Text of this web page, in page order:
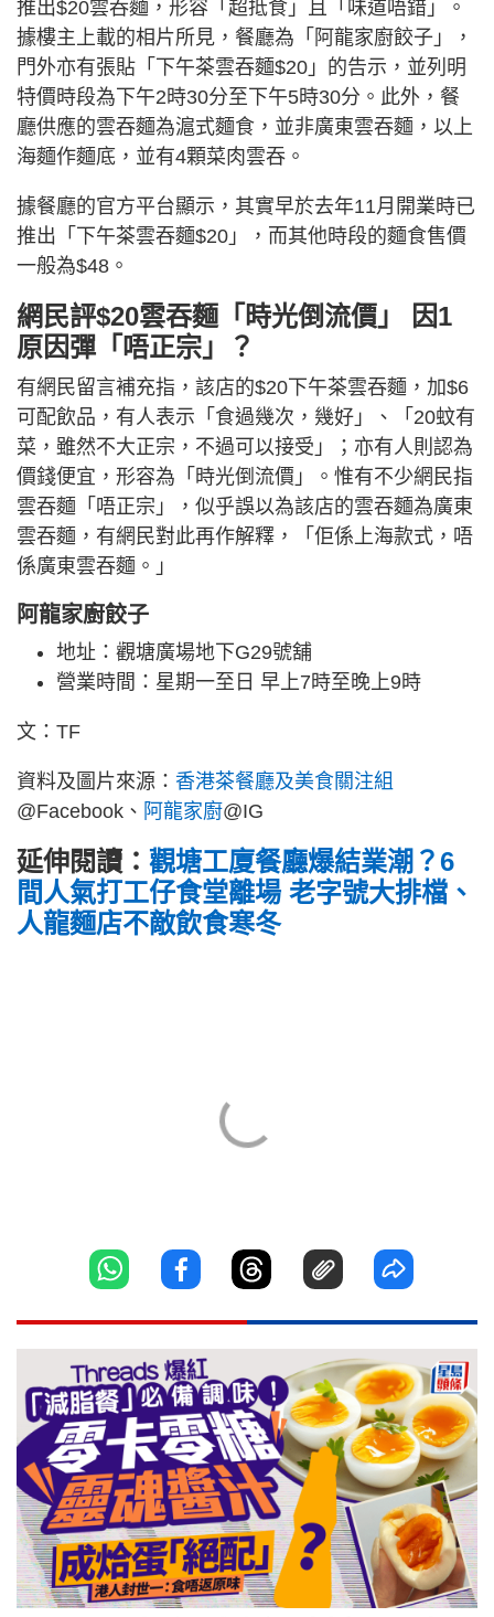
推出$20雲吞麵，形容「超抵食」且「味道唔錯」。
據樓主上載的相片所見，餐廳為「阿龍家廚餃子」，
門外亦有張貼「下午茶雲吞麵$20」的告示，並列明
特價時段為下午2時30分至下午5時30分。此外，餐
廳供應的雲吞麵為滬式麵食，並非廣東雲吞麵，以上
海麵作麵底，並有4顆菜肉雲吞。
據餐廳的官方平台顯示，其實早於去年11月開業時已
推出「下午茶雲吞麵$20」，而其他時段的麵食售價
一般為$48。
網民評$20雲吞麵「時光倒流價」 因1
原因彈「唔正宗」？
有網民留言補充指，該店的$20下午茶雲吞麵，加$6
可配飲品，有人表示「食過幾次，幾好」、「20蚊有
菜，雖然不大正宗，不過可以接受」；亦有人則認為
價錢便宜，形容為「時光倒流價」。惟有不少網民指
雲吞麵「唔正宗」，似乎誤以為該店的雲吞麵為廣東
雲吞麵，有網民對此再作解釋，「佢係上海款式，唔
係廣東雲吞麵。」
阿龍家廚餃子
地址：觀塘廣場地下G29號舖
營業時間：星期一至日 早上7時至晚上9時
文：TF
資料及圖片來源： 香港茶餐廳及美食關注組
@Facebook、 阿龍家廚@IG
延伸閱讀： 觀塘工廈餐廳爆結業潮？6
間人氣打工仔食堂離場 老字號大排檔、
人龍麵店不敵飲食寒冬